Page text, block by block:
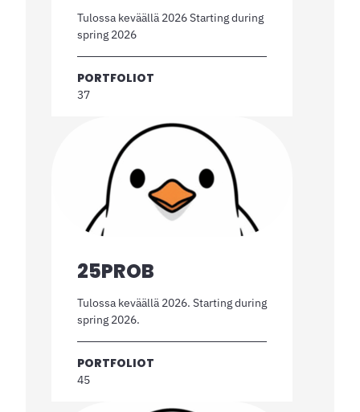
Tulossa keväällä 2026 Starting during
spring 2026
PORTFOLIOT
37
25PROB
Tulossa keväällä 2026. Starting during
spring 2026.
PORTFOLIOT
45